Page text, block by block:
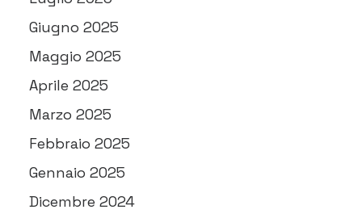
Giugno 2025
Maggio 2025
Aprile 2025
Marzo 2025
Febbraio 2025
Gennaio 2025
Dicembre 2024